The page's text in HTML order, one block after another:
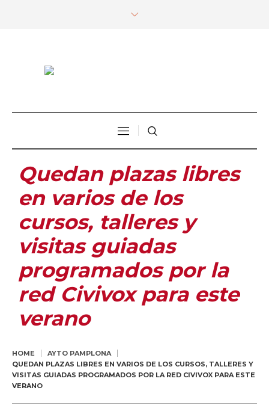
Quedan plazas libres
en varios de los
cursos, talleres y
visitas guiadas
programados por la
red Civivox para este
verano
HOME
AYTO PAMPLONA
QUEDAN PLAZAS LIBRES EN VARIOS DE LOS CURSOS, TALLERES Y
VISITAS GUIADAS PROGRAMADOS POR LA RED CIVIVOX PARA ESTE
VERANO